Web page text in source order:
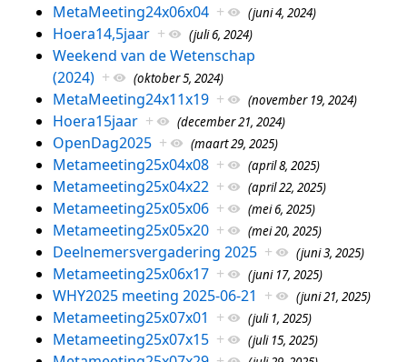
MetaMeeting24x06x04 + (juni 4, 2024)
Hoera14,5jaar + (juli 6, 2024)
Weekend van de Wetenschap
(2024) + (oktober 5, 2024)
MetaMeeting24x11x19 + (november 19, 2024)
Hoera15jaar + (december 21, 2024)
OpenDag2025 + (maart 29, 2025)
Metameeting25x04x08 + (april 8, 2025)
Metameeting25x04x22 + (april 22, 2025)
Metameeting25x05x06 + (mei 6, 2025)
Metameeting25x05x20 + (mei 20, 2025)
Deelnemersvergadering 2025 + (juni 3, 2025)
Metameeting25x06x17 + (juni 17, 2025)
WHY2025 meeting 2025-06-21 + (juni 21, 2025)
Metameeting25x07x01 + (juli 1, 2025)
Metameeting25x07x15 + (juli 15, 2025)